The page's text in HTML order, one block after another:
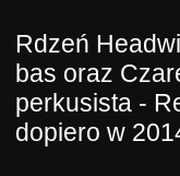
Rdzeń
bas oraz
perkusista -
dopiero w